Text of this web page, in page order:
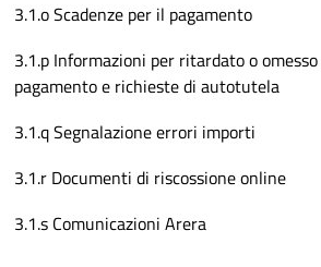
3.1.o Scadenze per il pagamento
3.1.p Informazioni per ritardato o omesso
pagamento e richieste di autotutela
3.1.q Segnalazione errori importi
3.1.r Documenti di riscossione online
3.1.s Comunicazioni Arera